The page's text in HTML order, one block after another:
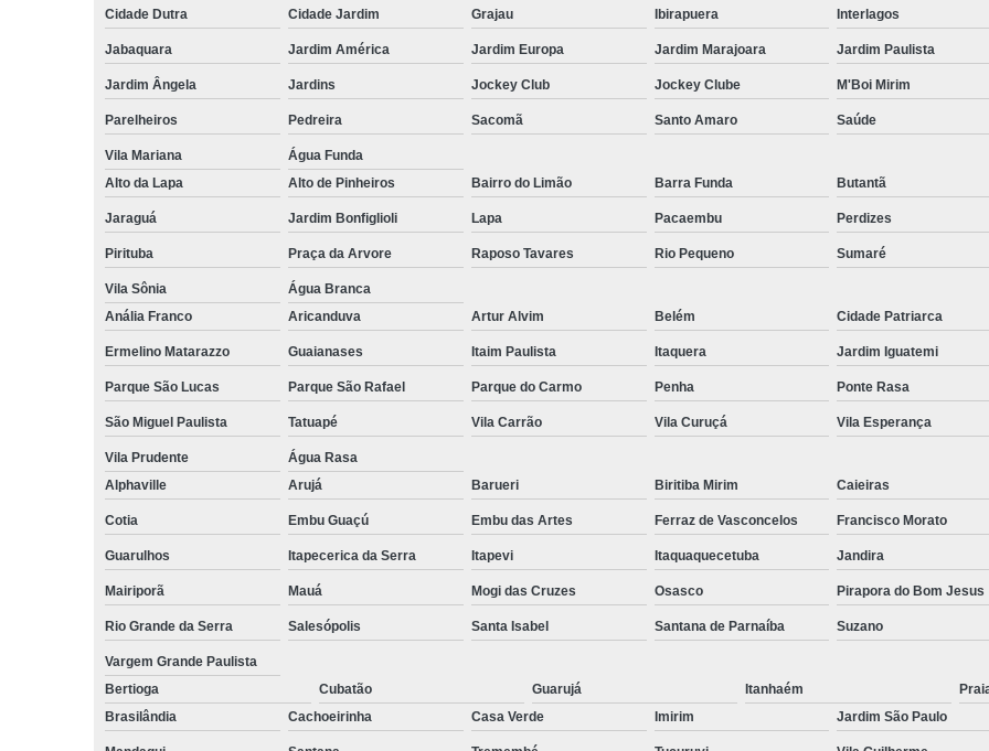
Nano
Nano Pigmentação no
Pigmentação Capilar 3d
Pigmentação Capilar em
Pigmentação Capilar
Pigmentação de Cabelo
Pigmentação na Careca
Preenchimento Capilar com
Preenchimento Capilar em
Preenchimento Capilar
Preenchimento Capilar na
Preenchimento Capilar
Tratamento de Calvície
Tratamento para a Calvície
Tratamento para a Calvície Feminina
Tratamento para Calvície com
Cidade Dutra Cidade Jardim Grajau Ibirapuera Interlagos
Jabaquara Jardim América Jardim Europa Jardim Marajoara Jardim Paulista
Jardim Ângela Jardins Jockey Club Jockey Clube M'Boi Mirim
Parelheiros Pedreira Sacomã Santo Amaro Saúde
Vila Mariana
Água Funda
Alto da Lapa
Alto de Pinheiros Bairro do Limão Barra Funda Butantã
Jaraguá Jardim Bonfiglioli Lapa Pacaembu Perdizes
Pirituba Praça da Arvore Raposo Tavares Rio Pequeno Sumaré
Vila Sônia
Água Branca
Anália Franco
Aricanduva Artur Alvim Belém Cidade Patriarca
Ermelino Matarazzo Guaianases Itaim Paulista Itaquera Jardim Iguatemi
Parque São Lucas Parque São Rafael Parque do Carmo Penha Ponte Rasa
São Miguel Paulista Tatuapé Vila Carrão Vila Curuçá Vila Esperança
Vila Prudente
Água Rasa
Alphaville
Arujá Barueri Biritiba Mirim Caieiras
Cotia Embu Guaçú Embu das Artes Ferraz de Vasconcelos Francisco Morato
Guarulhos Itapecerica da Serra Itapevi Itaquaquecetuba Jandira
Mairiporã Mauá Mogi das Cruzes Osasco Pirapora do Bom Jesus
Rio Grande da Serra Salesópolis Santa Isabel Santana de Parnaíba Suzano
Vargem Grande Paulista
Bertioga
Cubatão Guarujá Itanhaém
Brasilândia
Cachoeirinha Casa Verde Imirim Jardim São Paulo